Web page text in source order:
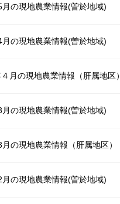
の現地農業情報(曽於地域)
の現地農業情報(曽於地域)
月の現地農業情報（肝属地区）
の現地農業情報(曽於地域)
の現地農業情報（肝属地区）
の現地農業情報(曽於地域)